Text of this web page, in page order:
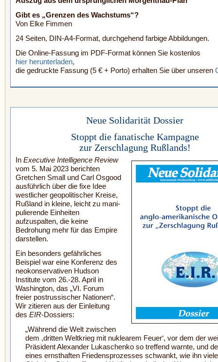
Gibt es „Grenzen des Wachstums“?
Von Elke Fimmen
24 Seiten, DIN-A4-Format, durchgehend farbige Abbildungen.
Die Online-Fassung im PDF-Format können Sie kostenlos
hier herunterladen,
die gedruckte Fassung (5 € + Porto) erhalten Sie über unseren
Neue Solidarität Dossier
Stoppt die fanatische Kampagne
zur Zerschlagung Rußlands!
In Executive Intelligence Review
vom 5. Mai 2023 berichten
Gretchen Small und Carl Osgood
ausführlich über die fixe Idee
west­licher geopolitischer Kreise,
Rußland in kleine, leicht zu mani­
pulierende Einheiten
aufzuspalten, die keine
Bedrohung mehr für das Empire
darstellen.
Ein besonders gefährliches
Beispiel war eine Konferenz des
neokonservativen Hudson
Institute vom 26.-28. April in
Washington, das „VI. Forum
freier post­russischer Nationen“.
Wir zitieren aus der Einleitung
des EIR-Dossiers:
„Während die Welt zwischen
dem ,dritten Weltkrieg mit nuklearem Feuer‘, vor dem der
Präsident Alexander Lukaschenko so treffend warnte, und
eines ernsthaften Friedensprozesses schwankt, wie ihn